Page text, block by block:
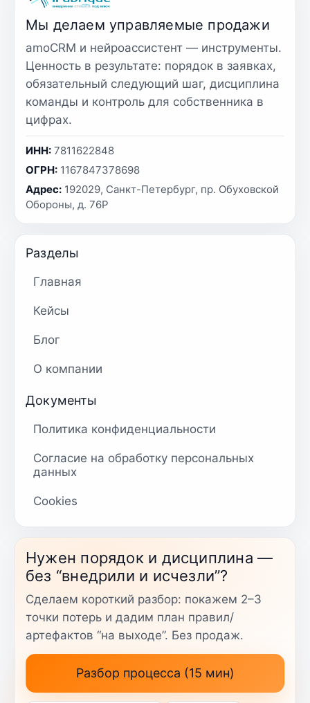
Мы делаем управляемые продажи
amoCRM и нейроассистент — инструменты.
Ценность в результате: порядок в заявках,
обязательный следующий шаг, дисциплина
команды и контроль для собственника в
цифрах.
ИНН: 7811622848
ОГРН: 1167847378698
Адрес: 192029, Санкт-Петербург, пр. Обуховской
Обороны, д. 76Р
Разделы
Главная
Кейсы
Блог
О компании
Документы
Политика конфиденциальности
Согласие на обработку персональных
данных
Cookies
Нужен порядок и дисциплина —
без “внедрили и исчезли”?
Сделаем короткий разбор: покажем 2–3
точки потерь и дадим план правил/
артефактов “на выходе”. Без продаж.
Разбор процесса (15 мин)